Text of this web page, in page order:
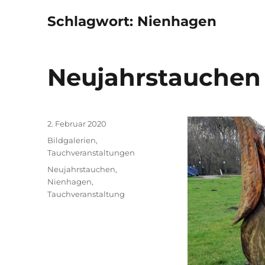
Schlagwort: Nienhagen
Veröffentlicht
am
2. Februar 2020
Kategorien
Bildgalerien,
Tauchveranstaltungen
Schlagwörter
Neujahrstauchen,
Nienhagen,
Tauchveranstaltung